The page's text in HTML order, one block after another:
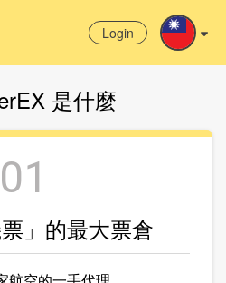
Login
是什麼
01
」的最大票倉